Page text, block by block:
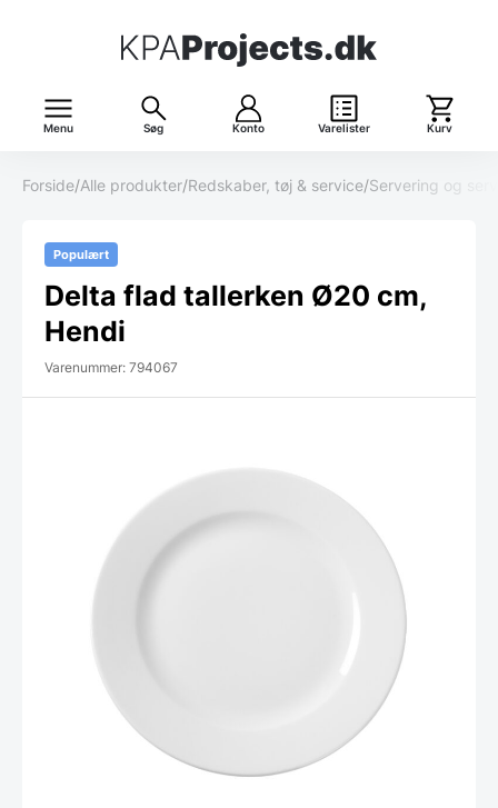
Menu Søg Konto Varelister Kurv
Forside/Alle produkter/Redskaber, tøj & service/Servering og
Populært
Delta flad tallerken Ø20 cm,
Hendi
Varenummer: 794067